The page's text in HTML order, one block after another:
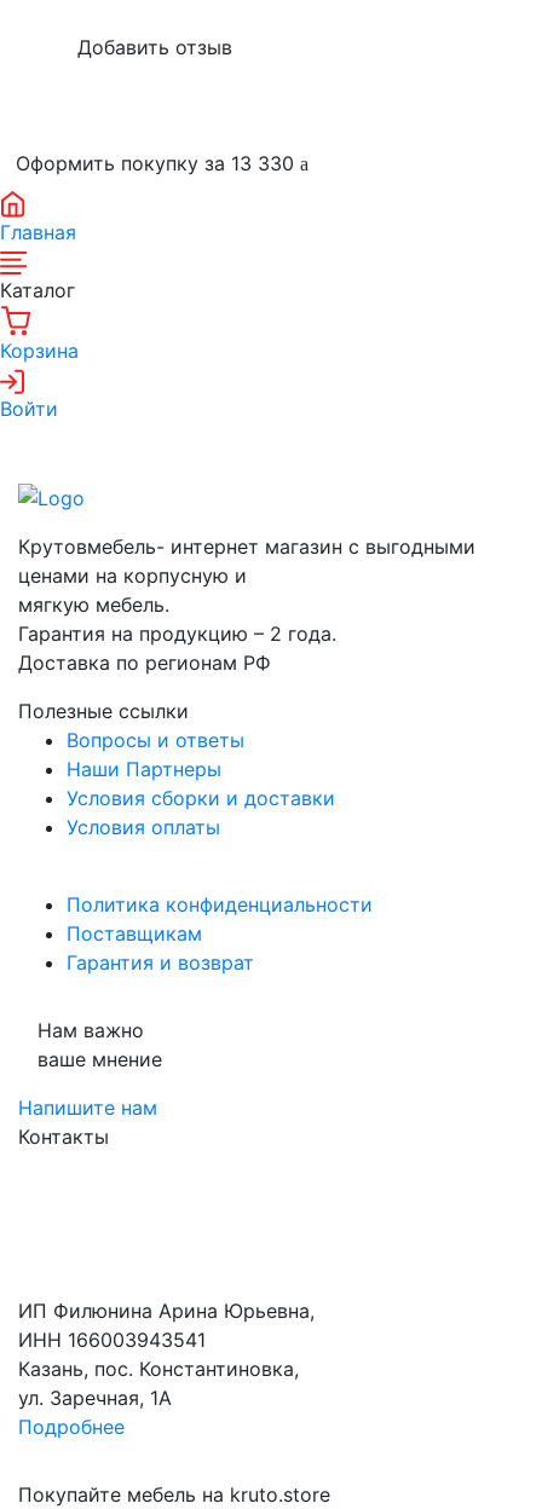
Оформить покупку за 13 330
Главная
Каталог
Корзина
Войти
Крутовмебель- интернет магазин с выгодными
ценами на корпусную и
мягкую мебель.
Гарантия на продукцию – 2 года.
Доставка по регионам РФ
Полезные ссылки
Вопросы и ответы
Наши Партнеры
Условия сборки и доставки
Условия оплаты
Политика конфиденциальности
Поставщикам
Гарантия и возврат
Нам важно
ваше мнение
Напишите нам
Контакты
ИП Филюнина Арина Юрьевна,
ИНН 166003943541
Казань, пос. Константиновка,
ул. Заречная, 1А
Подробнее
Покупайте мебель на kruto.store